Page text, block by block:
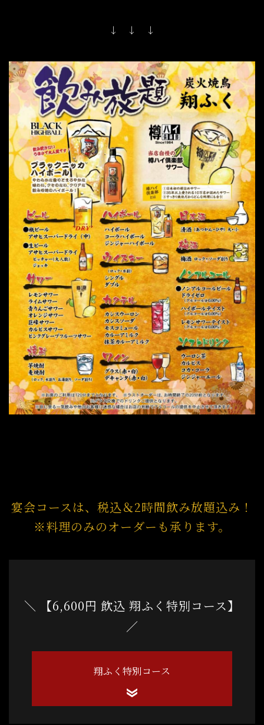
↓ ↓ ↓
宴会コースは、税込＆2時間飲み放題込み！
※料理のみのオーダーも承ります。
＼ 【6,600円 飲込 翔ふく特別コース】
／
翔ふく特別コース